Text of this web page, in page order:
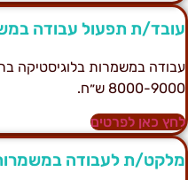
ת תפעול עבודה
במשמרות בלוגיסטיקה
9000 ש״ח.
כאן לפרטים
ת לעבודה במשמרות